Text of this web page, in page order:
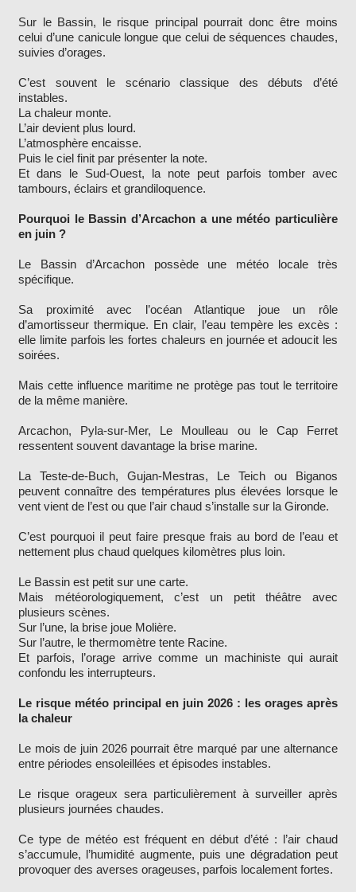
Sur le Bassin, le risque principal pourrait donc être moins
celui d’une canicule longue que celui de séquences chaudes,
suivies d’orages.
C’est souvent le scénario classique des débuts d’été
instables.
La chaleur monte.
L’air devient plus lourd.
L’atmosphère encaisse.
Puis le ciel finit par présenter la note.
Et dans le Sud-Ouest, la note peut parfois tomber avec
tambours, éclairs et grandiloquence.
Pourquoi le Bassin d’Arcachon a une météo particulière
en juin ?
Le Bassin d’Arcachon possède une météo locale très
spécifique.
Sa proximité avec l’océan Atlantique joue un rôle
d’amortisseur thermique. En clair, l’eau tempère les excès :
elle limite parfois les fortes chaleurs en journée et adoucit les
soirées.
Mais cette influence maritime ne protège pas tout le territoire
de la même manière.
Arcachon, Pyla-sur-Mer, Le Moulleau ou le Cap Ferret
ressentent souvent davantage la brise marine.
La Teste-de-Buch, Gujan-Mestras, Le Teich ou Biganos
peuvent connaître des températures plus élevées lorsque le
vent vient de l’est ou que l’air chaud s’installe sur la Gironde.
C’est pourquoi il peut faire presque frais au bord de l’eau et
nettement plus chaud quelques kilomètres plus loin.
Le Bassin est petit sur une carte.
Mais météorologiquement, c’est un petit théâtre avec
plusieurs scènes.
Sur l’une, la brise joue Molière.
Sur l’autre, le thermomètre tente Racine.
Et parfois, l’orage arrive comme un machiniste qui aurait
confondu les interrupteurs.
Le risque météo principal en juin 2026 : les orages après
la chaleur
Le mois de juin 2026 pourrait être marqué par une alternance
entre périodes ensoleillées et épisodes instables.
Le risque orageux sera particulièrement à surveiller après
plusieurs journées chaudes.
Ce type de météo est fréquent en début d’été : l’air chaud
s’accumule, l’humidité augmente, puis une dégradation peut
provoquer des averses orageuses, parfois localement fortes.